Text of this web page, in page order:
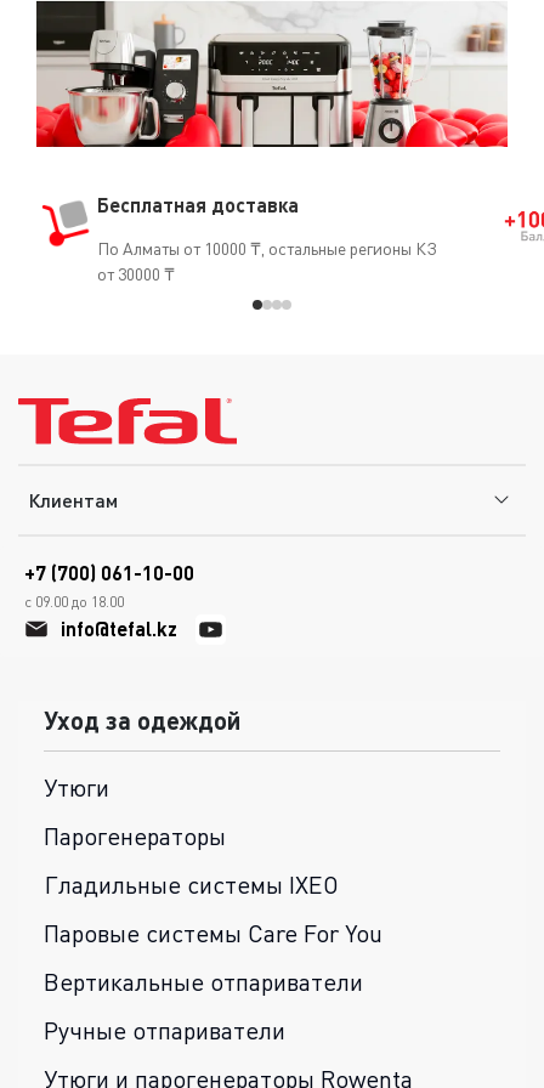
комфортным. На сайте tefal.kz доступна
официальная гарантия в Казахстане и доставка по
всему Казахстану.
Бесплатная доставка
По Алматы от 10000 ₸, остальные регионы КЗ
от 30000 ₸
Клиентам
+7 (700) 061-10-00
с 09.00 до 18.00
info@tefal.kz
Уход за одеждой
Утюги
Парогенераторы
Гладильные системы IXEO
Паровые системы Care For You
Вертикальные отпариватели
Ручные отпариватели
Утюги и парогенераторы Rowenta